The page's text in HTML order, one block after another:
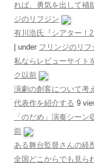
れば、勇気を出して補
ジのリフジン
有川浩氏『シアター！
under フリンジのリフ
私ならレビューサイト
ク以前
演劇の創客について考
代表作を紹介する 9
「のだめ」演奏シーン
前
ある舞台監督さんの経
全国どこからでも見ら